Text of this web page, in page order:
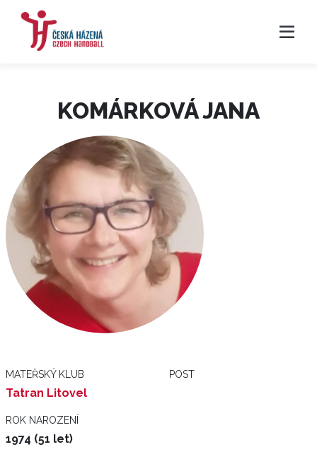
KOMÁRKOVÁ JANA
MATEŘSKÝ KLUB
Tatran Litovel
POST
ROK NAROZENÍ
1974 (51 let)